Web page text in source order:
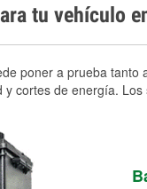
tu vehículo
poner a prueba
cortes de energía.